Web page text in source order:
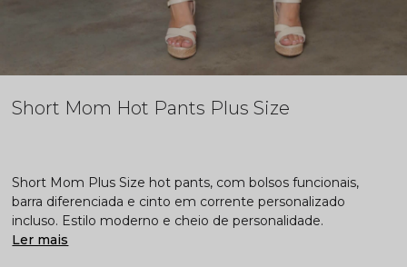
Short Mom Hot Pants Plus Size
Short Mom Plus Size hot pants, com bolsos funcionais,
barra diferenciada e cinto em corrente personalizado
incluso. Estilo moderno e cheio de personalidade.
Ler mais